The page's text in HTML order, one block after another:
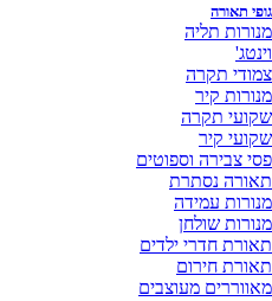
גופי תאורה
מנורות תליה
וינטג'
צמודי תקרה
מנורות קיר
שקועי תקרה
שקועי קיר
פסי צבירה וספוטים
תאורה נסתרת
מנורות עמידה
מנורות שולחן
תאורת חדרי ילדים
תאורת חירום
מאווררים מעוצבים